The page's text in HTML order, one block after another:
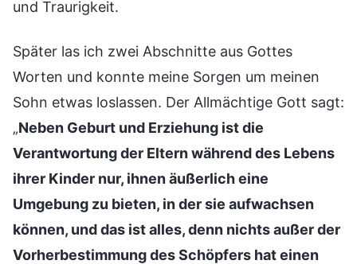
und Traurigkeit.
Später las ich zwei Abschnitte aus Gottes
Worten und konnte meine Sorgen um meinen
Sohn etwas loslassen. Der Allmächtige Gott sagt:
„Neben Geburt und Erziehung ist die
Verantwortung der Eltern während des Lebens
ihrer Kinder nur, ihnen äußerlich eine
Umgebung zu bieten, in der sie aufwachsen
können, und das ist alles, denn nichts außer der
Vorherbestimmung des Schöpfers hat einen